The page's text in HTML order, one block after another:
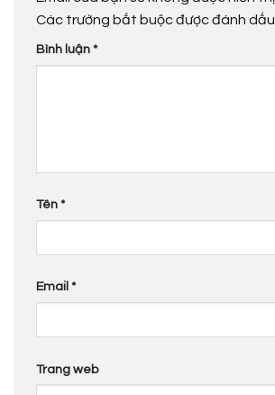
Các trường bắt buộc được đánh dấu
Bình luận *
Tên *
Email *
Trang web